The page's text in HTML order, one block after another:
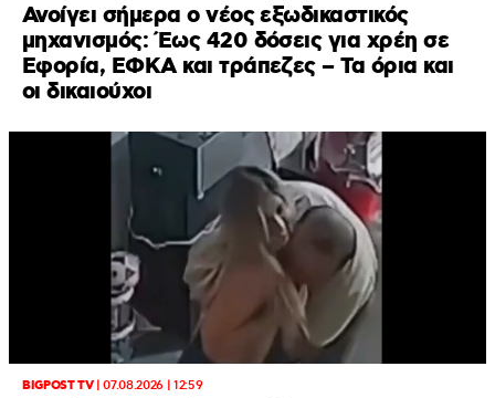
Ανοίγει σήμερα ο νέος εξωδικαστικός
μηχανισμός: Έως 420 δόσεις για χρέη σε
Εφορία, ΕΦΚΑ και τράπεζες – Τα όρια και
οι δικαιούχοι
BIGPOST TV|07.08.2026 | 12:59